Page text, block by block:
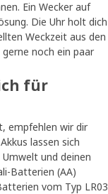
Ein Wecker auf
Die Uhr holt dich
Weckzeit aus den
noch ein paar
für
empfehlen wir dir
lassen sich
und deinen
Batterien (AA)
vom Typ LR03